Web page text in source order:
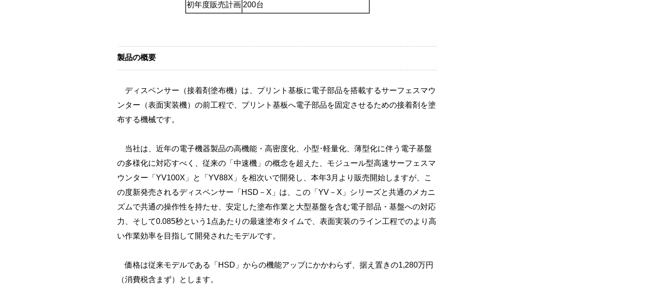
初年度販売計画 200台
製品の概要
ディスペンサー（接着剤塗布機）は、プリント基板に電子部品を搭載するサーフェスマウ
ンター（表面実装機）の前工程で、プリント基板へ電子部品を固定させるための接着剤を塗
布する機械です。
当社は、近年の電子機器製品の高機能・高密度化、小型･軽量化、薄型化に伴う電子基盤
の多様化に対応すべく、従来の「中速機」の概念を超えた、モジュール型高速サーフェスマ
ウンター「YV100X」と「YV88X」を相次いで開発し、本年3月より販売開始しますが、こ
の度新発売されるディスペンサー「HSD－X」は、この「YV－X」シリーズと共通のメカニ
ズムで共通の操作性を持たせ、安定した塗布作業と大型基盤を含む電子部品・基盤への対応
力、そして0.085秒という1点あたりの最速塗布タイムで、表面実装のライン工程でのより高
い作業効率を目指して開発されたモデルです。
価格は従来モデルである「HSD」からの機能アップにかかわらず、据え置きの1,280万円
（消費税含まず）とします。